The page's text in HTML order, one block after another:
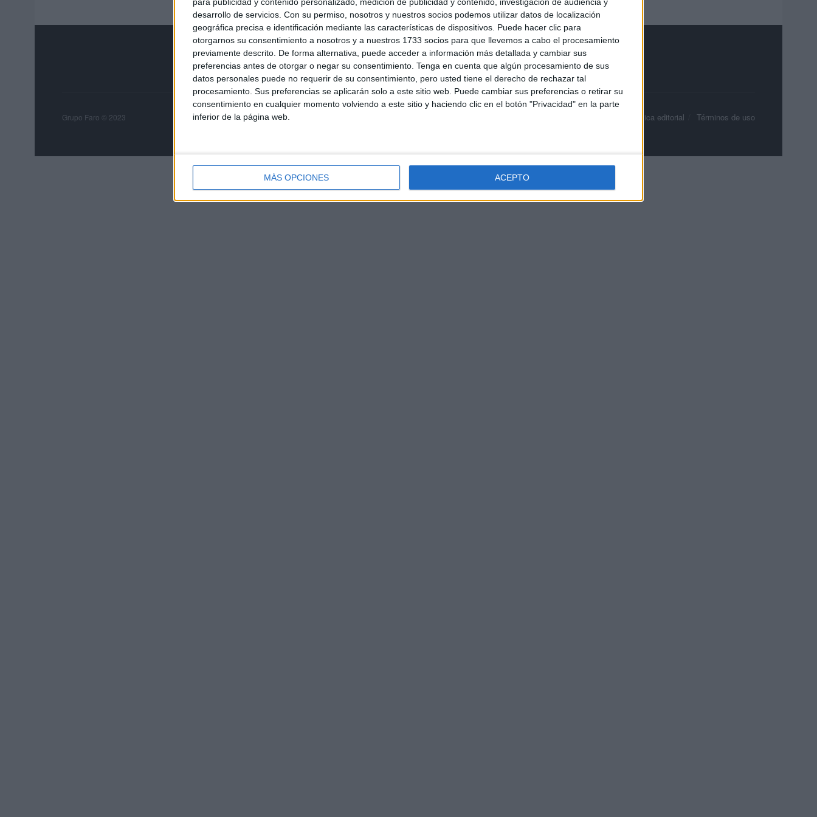
para publicidad y contenido personalizado, medición de publicidad y contenido, investigación de audiencia y
desarrollo de servicios. Con su permiso, nosotros y nuestros socios podemos utilizar datos de localización
geográfica precisa e identificación mediante las características de dispositivos. Puede hacer clic para
otorgarnos su consentimiento a nosotros y a nuestros 1733 socios para que llevemos a cabo el procesamiento
previamente descrito. De forma alternativa, puede acceder a información más detallada y cambiar sus
preferencias antes de otorgar o negar su consentimiento. Tenga en cuenta que algún procesamiento de sus
datos personales puede no requerir de su consentimiento, pero usted tiene el derecho de rechazar tal
procesamiento. Sus preferencias se aplicarán solo a este sitio web. Puede cambiar sus preferencias o retirar su
consentimiento en cualquier momento volviendo a este sitio y haciendo clic en el botón "Privacidad" en la parte
inferior de la página web.
MÁS OPCIONES ACEPTO
Grupo Faro Publicidad Contacto Política editorial Términos de uso
Grupo Faro © 2023